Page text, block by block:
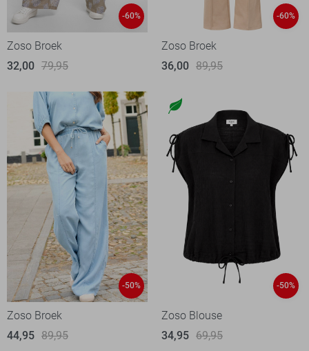
-60%
Zoso Broek
32,00 79,95
-60%
Zoso Broek
36,00 89,95
-50%
Zoso Broek
44,95 89,95
-50%
Zoso Blouse
34,95 69,95